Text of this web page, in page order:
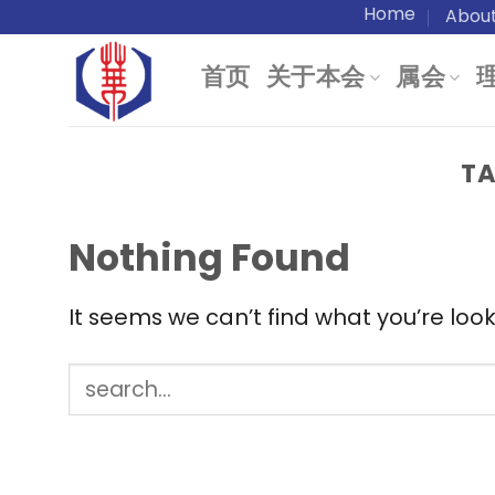
content
Home
首页 关于本会 属会
Nothing Found
It seems we can’t find what you’re